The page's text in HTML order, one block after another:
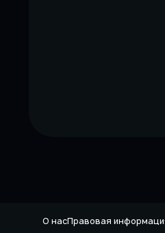
О насПравовая